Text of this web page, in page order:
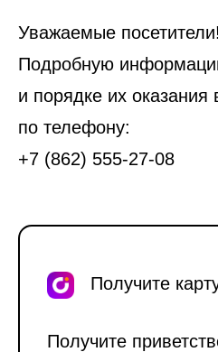
Получите
Получите
Уважаемые посетители!
Подробную
и порядке их оказания
по телефону:
+7 (862) 555-27-08